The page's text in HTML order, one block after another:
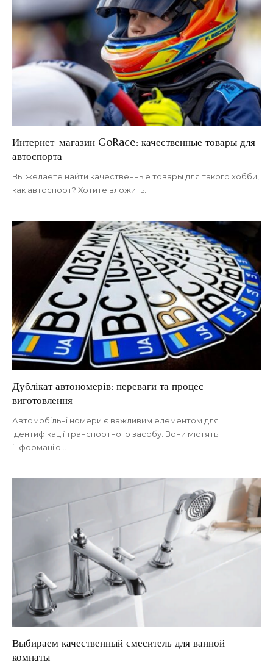
Интернет-магазин GoRace: качественные товары для
автоспорта
Вы желаете найти качественные товары для такого хобби,
как автоспорт? Хотите вложить
Дублікат автономерів: переваги та процес
виготовлення
Автомобільні номери є важливим елементом для
ідентифікації транспортного засобу. Вони містять
інформацію
Выбираем качественный смеситель для ванной
комнаты